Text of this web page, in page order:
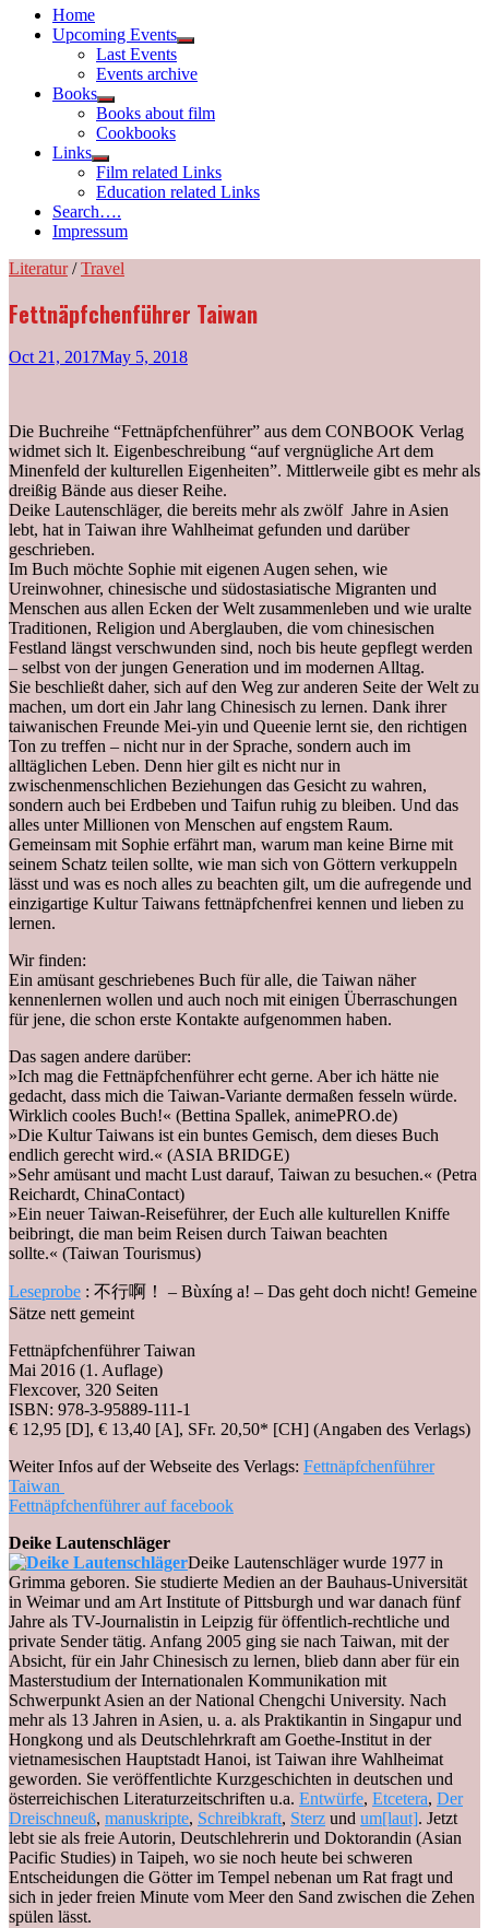
Home
Upcoming Events
Show
menu
Last Events
Events archive
Books
Show
sub
menu
Books about film
Cookbooks
Links
Show
sub
menu
Film related Links
Education related Links
Search….
Impressum
Literatur/Travel
Fettnäpfchenführer Taiwan
Oct 21, 2017May 5, 2018
Die Buchreihe “Fettnäpfchenführer” aus dem CONBOOK Verlag
widmet sich lt. Eigenbeschreibung “auf vergnügliche Art dem
Minenfeld der kulturellen Eigenheiten”. Mittlerweile gibt es mehr als
dreißig Bände aus dieser Reihe.
Deike Lautenschläger, die bereits mehr als zwölf Jahre in Asien
lebt, hat in Taiwan ihre Wahlheimat gefunden und darüber
geschrieben.
Im Buch möchte Sophie mit eigenen Augen sehen, wie
Ureinwohner, chinesische und südostasiatische Migranten und
Menschen aus allen Ecken der Welt zusammenleben und wie uralte
Traditionen, Religion und Aberglauben, die vom chinesischen
Festland längst verschwunden sind, noch bis heute gepflegt werden
– selbst von der jungen Generation und im modernen Alltag.
Sie beschließt daher, sich auf den Weg zur anderen Seite der Welt zu
machen, um dort ein Jahr lang Chinesisch zu lernen. Dank ihrer
taiwanischen Freunde Mei-yin und Queenie lernt sie, den richtigen
Ton zu treffen – nicht nur in der Sprache, sondern auch im
alltäglichen Leben. Denn hier gilt es nicht nur in
zwischenmenschlichen Beziehungen das Gesicht zu wahren,
sondern auch bei Erdbeben und Taifun ruhig zu bleiben. Und das
alles unter Millionen von Menschen auf engstem Raum.
Gemeinsam mit Sophie erfährt man, warum man keine Birne mit
seinem Schatz teilen sollte, wie man sich von Göttern verkuppeln
lässt und was es noch alles zu beachten gilt, um die aufregende und
einzigartige Kultur Taiwans fettnäpfchenfrei kennen und lieben zu
lernen.
Wir finden:
Ein amüsant geschriebenes Buch für alle, die Taiwan näher
kennenlernen wollen und auch noch mit einigen Überraschungen
für jene, die schon erste Kontakte aufgenommen haben.
Das sagen andere darüber:
»Ich mag die Fettnäpfchenführer echt gerne. Aber ich hätte nie
gedacht, dass mich die Taiwan-Variante dermaßen fesseln würde.
Wirklich cooles Buch!« (Bettina Spallek, animePRO.de)
»Die Kultur Taiwans ist ein buntes Gemisch, dem dieses Buch
endlich gerecht wird.« (ASIA BRIDGE)
»Sehr amüsant und macht Lust darauf, Taiwan zu besuchen.« (Petra
Reichardt, ChinaContact)
»Ein neuer Taiwan-Reiseführer, der Euch alle kulturellen Kniffe
beibringt, die man beim Reisen durch Taiwan beachten
sollte.« (Taiwan Tourismus)
Leseprobe : 不行啊！ – Bùxíng a! – Das geht doch nicht! Gemeine
Sätze nett gemeint
Fettnäpfchenführer Taiwan
Mai 2016 (1. Auflage)
Flexcover, 320 Seiten
ISBN: 978-3-95889-111-1
€ 12,95 [D], € 13,40 [A], SFr. 20,50* [CH] (Angaben des Verlags)
Weiter Infos auf der Webseite des Verlags: Fettnäpfchenführer
Taiwan
Fettnäpfchenführer auf facebook
Deike Lautenschläger
Deike Lautenschläger wurde 1977 in
Grimma geboren. Sie studierte Medien an der Bauhaus-Universität
in Weimar und am Art Institute of Pittsburgh und war danach fünf
Jahre als TV-Journalistin in Leipzig für öffentlich-rechtliche und
private Sender tätig. Anfang 2005 ging sie nach Taiwan, mit der
Absicht, für ein Jahr Chinesisch zu lernen, blieb dann aber für ein
Masterstudium der Internationalen Kommunikation mit
Schwerpunkt Asien an der National Chengchi University. Nach
mehr als 13 Jahren in Asien, u. a. als Praktikantin in Singapur und
Hongkong und als Deutschlehrkraft am Goethe-Institut in der
vietnamesischen Hauptstadt Hanoi, ist Taiwan ihre Wahlheimat
geworden. Sie veröffentlichte Kurzgeschichten in deutschen und
österreichischen Literaturzeitschriften u.a. Entwürfe, Etcetera, Der
Dreischneuß, manuskripte, Schreibkraft, Sterz und um[laut]. Jetzt
lebt sie als freie Autorin, Deutschlehrerin und Doktorandin (Asian
Pacific Studies) in Taipeh, wo sie noch heute bei schweren
Entscheidungen die Götter im Tempel nebenan um Rat fragt und
sich in jeder freien Minute vom Meer den Sand zwischen die Zehen
spülen lässt.